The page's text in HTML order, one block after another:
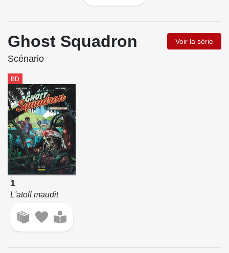
Ghost Squadron Voir la série
Scénario
BD
1
L'atoll maudit